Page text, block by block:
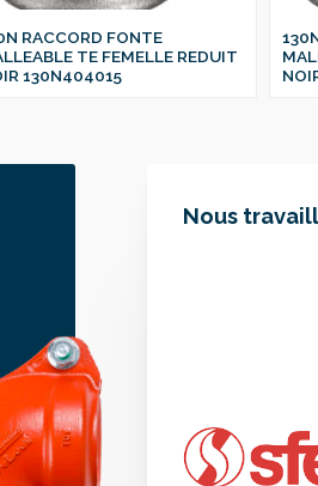
RACCORD FONTE
TE FEMELLE REDUIT
130N404015
Nous